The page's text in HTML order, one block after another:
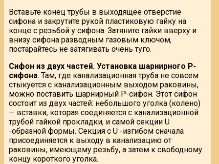
Вставьте конец трубы в выходящее отверстие
сифона и закрутите рукой пластиковую гайку на
конце с резьбой у сифона. Затяните гайки вверху и
внизу сифона разводным газовым ключом,
постарайтесь не затягивать очень туго.
Сифон из двух частей. Установка шарнирного Р-
сифона. Там, где канализационная труба не совсем
стыкуется с канализационным выходом раковины,
можно поставить шарнирный Р-сифон. Этот сифон
состоит из двух частей: небольшого уголка (колено)
— вставки, которая соединяется с канализационной
трубой гайкой прокладки, и самой секции U
-образной формы. Секция с U -изгибом сначала
присоединяется к выходу в канализацию от
раковины, имеющему резьбу, а затем к свободному
концу короткого уголка.